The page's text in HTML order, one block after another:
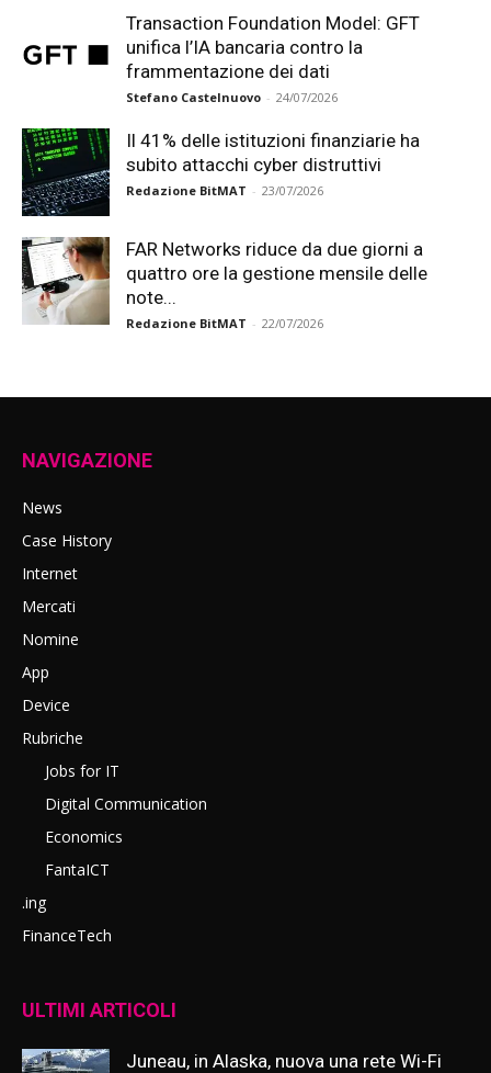
Transaction Foundation Model: GFT
unifica l’IA bancaria contro la
frammentazione dei dati
Stefano Castelnuovo - 24/07/2026
Il 41% delle istituzioni finanziarie ha
subito attacchi cyber distruttivi
Redazione BitMAT - 23/07/2026
FAR Networks riduce da due giorni a
quattro ore la gestione mensile delle
note...
Redazione BitMAT - 22/07/2026
NAVIGAZIONE
News
Case History
Internet
Mercati
Nomine
App
Device
Rubriche
Jobs for IT
Digital Communication
Economics
FantaICT
.ing
FinanceTech
ULTIMI ARTICOLI
Juneau, in Alaska, nuova una rete Wi-Fi